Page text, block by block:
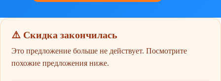
⚠️ Скидка закончилась
Это предложение больше не действует. Посмотрите
похожие предложения ниже.